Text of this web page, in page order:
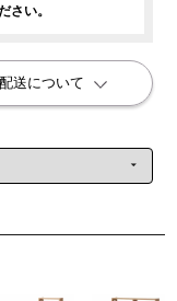
さい。
配送について